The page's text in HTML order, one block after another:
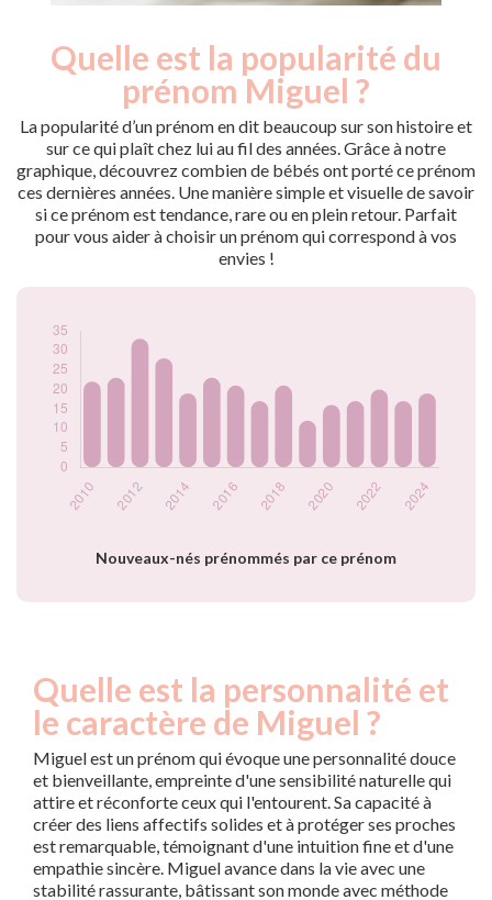
Quelle est la popularité du
prénom Miguel ?
La popularité d’un prénom en dit beaucoup sur son histoire et
sur ce qui plaît chez lui au fil des années. Grâce à notre
graphique, découvrez combien de bébés ont porté ce prénom
ces dernières années. Une manière simple et visuelle de savoir
si ce prénom est tendance, rare ou en plein retour. Parfait
pour vous aider à choisir un prénom qui correspond à vos
envies !
Nouveaux-nés prénommés par ce prénom
Popularité du
Année
Nouveaux-
nés
2010
22
2011
23
2012
33
2013
28
2014
19
2015
23
2019
2020
2021
17
2022
2023
19
Quelle est la personnalité et
le caractère de Miguel ?
Miguel est un prénom qui évoque une personnalité douce
et bienveillante, empreinte d'une sensibilité naturelle qui
attire et réconforte ceux qui l'entourent. Sa capacité à
créer des liens affectifs solides et à protéger ses proches
est remarquable, témoignant d'une intuition fine et d'une
empathie sincère. Miguel avance dans la vie avec une
stabilité rassurante, bâtissant son monde avec méthode